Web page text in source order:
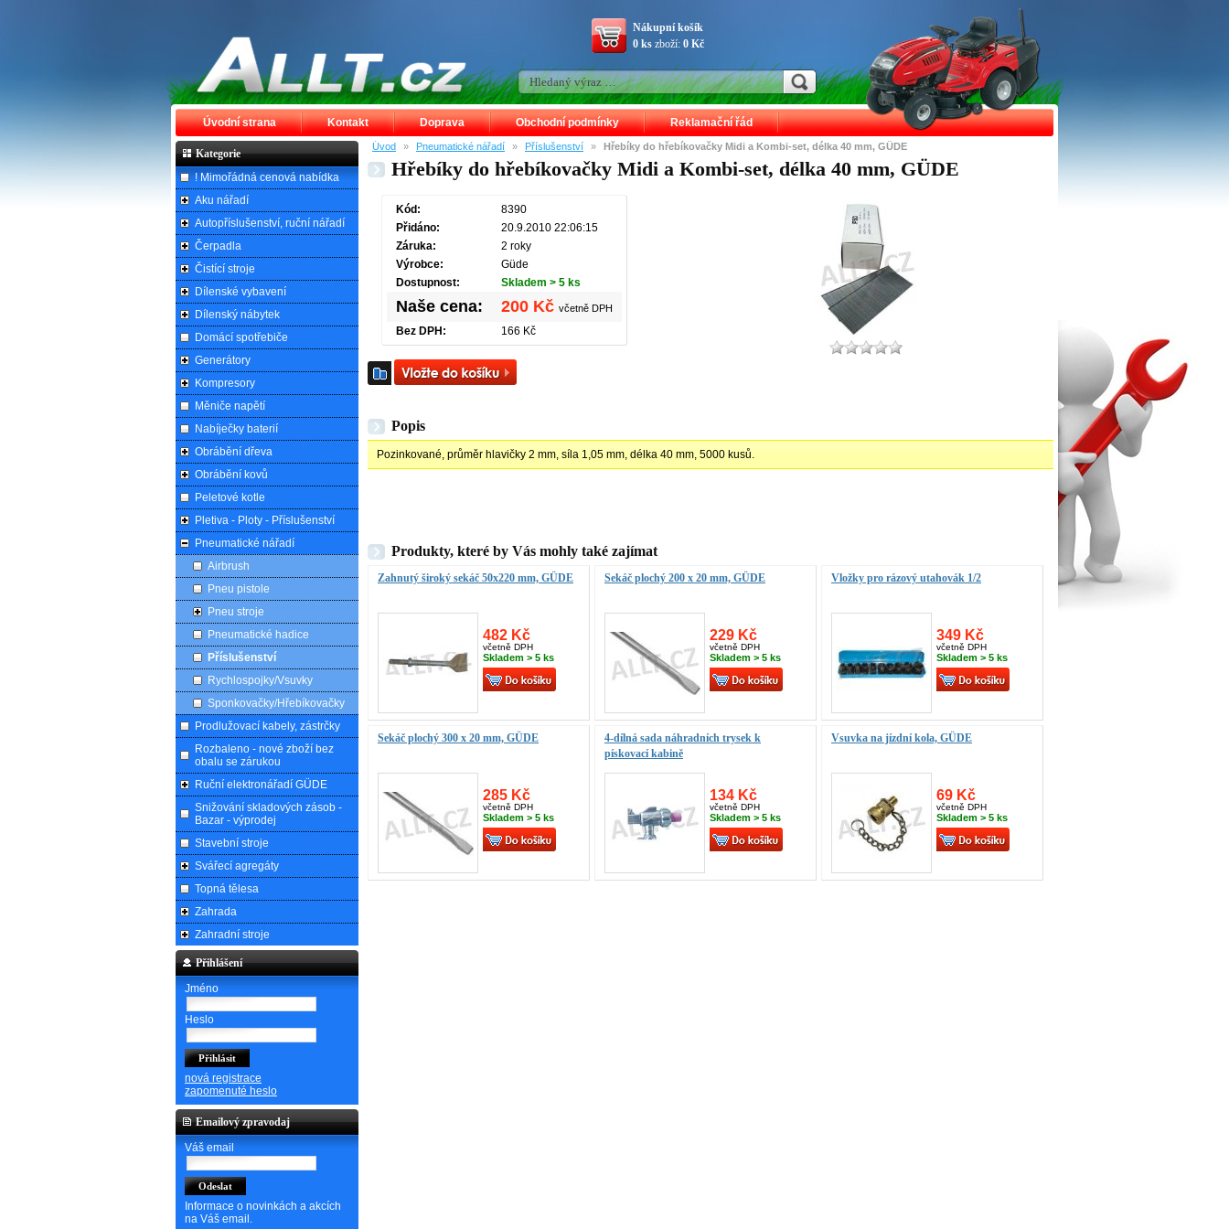
Úvod » Pneumatické nářadí » Příslušenství » Hřebíky do hřebíkovačky Midi a Kombi-set, délka 40 mm, GÜDE
Hřebíky do hřebíkovačky Midi a Kombi-set, délka 40 mm, GÜDE
Kód:
8390
Přidáno:
20.9.2010 22:06:15
Záruka:
2 roky
Výrobce:
Güde
Dostupnost:
Skladem > 5 ks
Naše cena: 200 Kč včetně DPH
Bez DPH: 166 Kč
Popis
Pozinkované, průměr hlavičky 2 mm, síla 1,05 mm, délka 40 mm, 5000 kusů.
Produkty, které by Vás mohly také zajímat
Zahnutý široký sekáč 50x220 mm, GÜDE
482 Kč
včetně DPH
Skladem > 5 ks
Sekáč plochý 200 x 20 mm, GÜDE
229 Kč
včetně DPH
Skladem > 5 ks
Vložky pro rázový utahovák 1/2
349 Kč
včetně DPH
Skladem > 5 ks
Sekáč plochý 300 x 20 mm, GÜDE
285 Kč
včetně DPH
Skladem > 5 ks
4-dílná sada náhradních trysek k
pískovací kabině
134 Kč
včetně DPH
Skladem > 5 ks
Vsuvka na jízdní kola, GÜDE
69 Kč
včetně DPH
Skladem > 5 ks
Úvodní strana Kontakt Doprava Obchodní podmínky Reklamační řád
Kategorie
! Mimořádná cenová nabídka
Aku nářadí
Autopříslušenství, ruční nářadí
Čerpadla
Čistící stroje
Dílenské vybavení
Dílenský nábytek
Domácí spotřebiče
Generátory
Kompresory
Měniče napětí
Nabíječky baterií
Obrábění dřeva
Obrábění kovů
Peletové kotle
Pletiva - Ploty - Příslušenství
Pneumatické nářadí
Airbrush
Pneu pistole
Pneu stroje
Pneumatické hadice
Příslušenství
Rychlospojky/Vsuvky
Sponkovačky/Hřebíkovačky
Prodlužovací kabely, zástrčky
Rozbaleno - nové zboží bez
obalu se zárukou
Ruční elektronářadí GÜDE
Snižování skladových zásob -
Bazar - výprodej
Stavební stroje
Svářecí agregáty
Topná tělesa
Zahrada
Zahradní stroje
Přihlášení
Jméno
Heslo
nová registrace
zapomenuté heslo
Emailový zpravodaj
Váš email
Informace o novinkách a akcích
na Váš email.
Nákupní košík
0 ks zboží: 0 Kč